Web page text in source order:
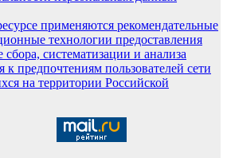
применяются рекомендательные
технологии предоставления
систематизации и анализа
к предпочтениям пользователей сети
на территории Российской